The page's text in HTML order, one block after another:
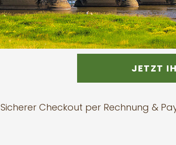
JETZT
Sicherer Checkout per Rechnung &